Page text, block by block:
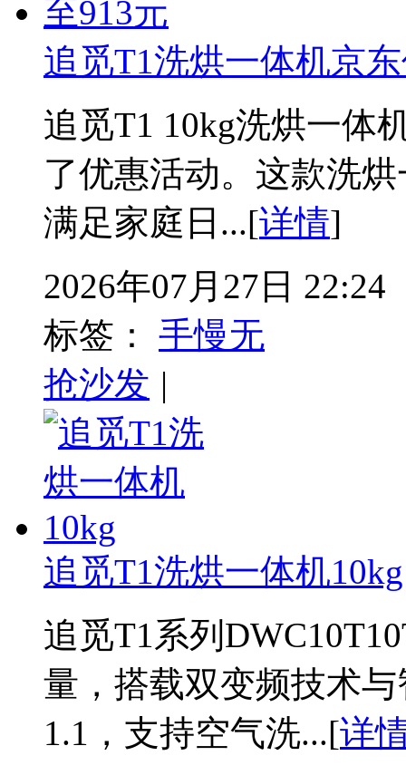
追觅T1洗烘一体机京
追觅T1 10kg洗烘一体
了优惠活动。这款洗
满足家庭日...[详情]
2026年07月27日 22:24
标签：
手慢无
抢沙发 |
追觅T1洗烘一体机10kg
追觅T1系列
量，搭载双变频技术
1.1，支持空气洗...[详